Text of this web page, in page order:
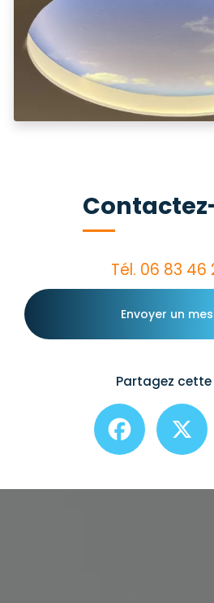
Tél. 06 83 46
Envoyer un
Partagez
Facebook